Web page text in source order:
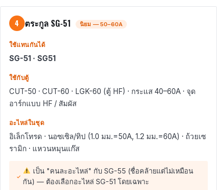
4 ตระกูล SG-51 นิยม — 50–60A
ใช้แทนกันได้
SG-51 · SG51
ใช้กับตู้
CUT-50 · CUT-60 · LGK-60 (ตู้ HF) · กระแส 40–60A · จุด
อาร์กแบบ HF / สัมผัส
อะไหล่ในชุด
อิเล็กโทรด · นอซเซิล/ทิป (1.0 มม.=50A, 1.2 มม.=60A) · ถ้วยเซ
รามิก · แหวนหมุนแก๊ส
เป็น "คนละอะไหล่" กับ SG-55 (ชื่อคล้ายแต่ไม่เหมือน
กัน) — ต้องเลือกอะไหล่ SG-51 โดยเฉพาะ